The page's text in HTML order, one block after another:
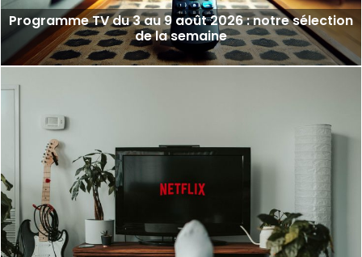
Programme TV du 3 au 9 août 2026 : notre sélection
de la semaine